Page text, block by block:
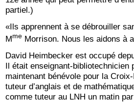
partiel.)
«Ils apprennent à se débrouiller
Mme Morrison. Nous les aidons à
David Heimbecker est occupé
Il était enseignant-bibliotechnicien
maintenant bénévole pour la
tuteur d’anglais et de
comme tuteur au LNH un matin